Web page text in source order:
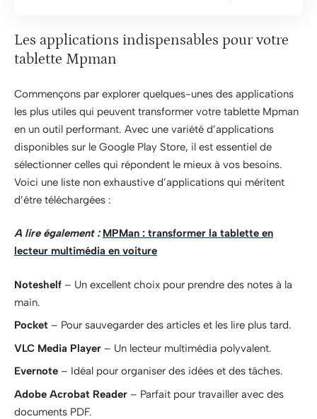
Les applications indispensables pour votre
tablette Mpman
Commençons par explorer quelques-unes des applications
les plus utiles qui peuvent transformer votre tablette Mpman
en un outil performant. Avec une variété d’applications
disponibles sur le Google Play Store, il est essentiel de
sélectionner celles qui répondent le mieux à vos besoins.
Voici une liste non exhaustive d’applications qui méritent
d’être téléchargées :
A lire également : MPMan : transformer la tablette en
lecteur multimédia en voiture
Noteshelf – Un excellent choix pour prendre des notes à la
main.
Pocket – Pour sauvegarder des articles et les lire plus tard.
VLC Media Player – Un lecteur multimédia polyvalent.
Evernote – Idéal pour organiser des idées et des tâches.
Adobe Acrobat Reader – Parfait pour travailler avec des
documents PDF.